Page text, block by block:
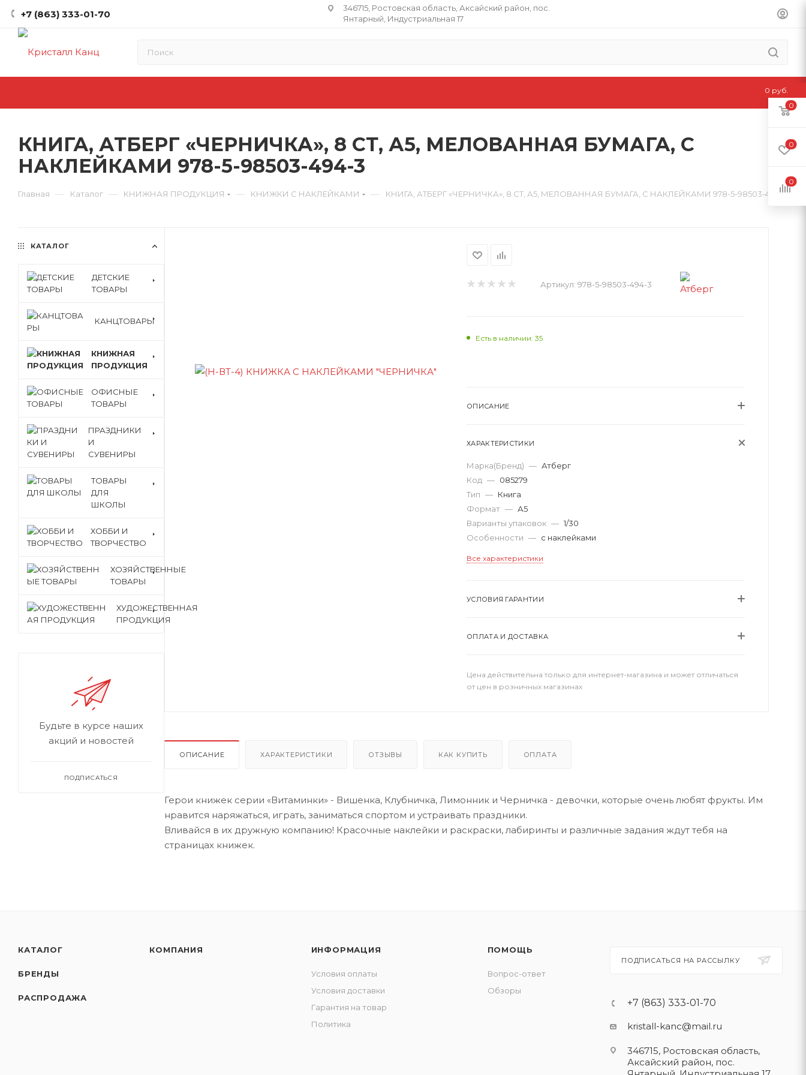
+7 (863) 333-01-70
346715, Ростовская область​, Аксайский район, пос.
Янтарный, Индустриальная 17
КНИГА, АТБЕРГ «ЧЕРНИЧКА», 8 СТ, А5, МЕЛОВАННАЯ БУМАГА, С
НАКЛЕЙКАМИ 978-5-98503-494-3
Главная — Каталог — КНИЖНАЯ ПРОДУКЦИЯ — КНИЖКИ С НАКЛЕЙКАМИ — КНИГА, АТБЕРГ «ЧЕРНИЧКА», 8 СТ, А5, МЕЛОВАННАЯ БУМАГА, С НАКЛЕЙКАМИ 978-5-98503-494-3
Артикул: 978-5-98503-494-3
Есть в наличии: 35
ОПИСАНИЕ
ХАРАКТЕРИСТИКИ
Марка(Бренд) — Атберг
Код — 085279
Тип — Книга
Формат — А5
Варианты упаковок — 1/30
Особенности — с наклейками
Все характеристики
УСЛОВИЯ ГАРАНТИИ
ОПЛАТА И ДОСТАВКА
Цена действительна только для интернет-магазина и может отличаться
от цен в розничных магазинах
ОПИСАНИЕ ХАРАКТЕРИСТИКИ ОТЗЫВЫ КАК КУПИТЬ ОПЛАТА
Герои книжек серии «Витаминки» - Вишенка, Клубничка, Лимонник и Черничка - девочки, которые очень любят фрукты. Им
нравится наряжаться, играть, заниматься спортом и устраивать праздники.
Вливайся в их дружную компанию! Красочные наклейки и раскраски, лабиринты и различные задания ждут тебя на
страницах книжек.
КАТАЛОГ
ДЕТСКИЕ
ТОВАРЫ
КАНЦТОВАРЫ
КНИЖНАЯ
ПРОДУКЦИЯ
ОФИСНЫЕ
ТОВАРЫ
ПРАЗДНИКИ
И
СУВЕНИРЫ
ТОВАРЫ
ДЛЯ
ШКОЛЫ
ХОББИ И
ТВОРЧЕСТВО
ХОЗЯЙСТВЕННЫЕ
ТОВАРЫ
ХУДОЖЕСТВЕННАЯ
ПРОДУКЦИЯ
Будьте в курсе наших
акций и новостей
ПОДПИСАТЬСЯ
КАТАЛОГ
БРЕНДЫ
РАСПРОДАЖА
КОМПАНИЯ ИНФОРМАЦИЯ
Условия оплаты
Условия доставки
Гарантия на товар
Политика
ПОМОЩЬ
Вопрос-ответ
Обзоры
ПОДПИСАТЬСЯ НА РАССЫЛКУ
+7 (863) 333-01-70
kristall-kanc@mail.ru
346715, Ростовская область​,
Аксайский район, пос.
0
0
0
0 руб.